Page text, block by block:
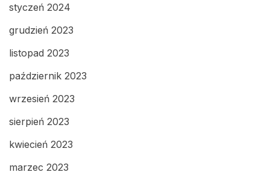
styczeń 2024
grudzień 2023
listopad 2023
październik 2023
wrzesień 2023
sierpień 2023
kwiecień 2023
marzec 2023